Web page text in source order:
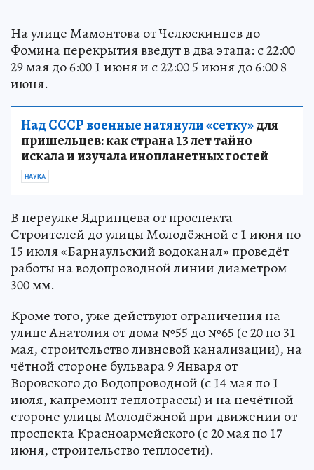
На улице Мамонтова от Челюскинцев до
Фомина перекрытия введут в два этапа: с 22:00
29 мая до 6:00 1 июня и с 22:00 5 июня до 6:00 8
июня.
Над СССР военные натянули «сетку»для
пришельцев: как страна 13 лет тайно
искала и изучала инопланетных гостей
НАУКА
В переулке Ядринцева от проспекта
Строителей до улицы Молодёжной с 1 июня по
15 июля «Барнаульский водоканал» проведёт
работы на водопроводной линии диаметром
300 мм.
Кроме того, уже действуют ограничения на
улице Анатолия от дома №55 до №65 (с 20 по 31
мая, строительство ливневой канализации), на
чётной стороне бульвара 9 Января от
Воровского до Водопроводной (с 14 мая по 1
июля, капремонт теплотрассы) и на нечётной
стороне улицы Молодёжной при движении от
проспекта Красноармейского (с 20 мая по 17
июня, строительство теплосети).